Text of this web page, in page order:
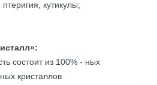
кутикулы;
состоит из 100% - ных
кристаллов